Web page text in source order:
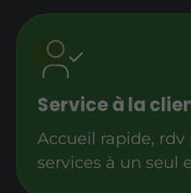
Service à la
Accueil rapide,
services à un seul